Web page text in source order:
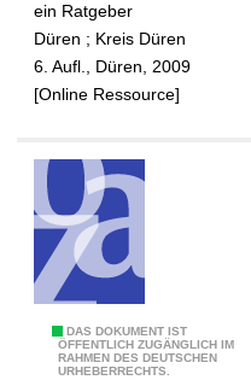
n
e
r
z
e
e
d
i
ein Ratgeber
Düren ; Kreis Düren
6. Aufl., Düren, 2009
[Online Ressource]
DAS DOKUMENT IST
ÖFFENTLICH ZUGÄNGLICH IM
RAHMEN DES DEUTSCHEN
URHEBERRECHTS.